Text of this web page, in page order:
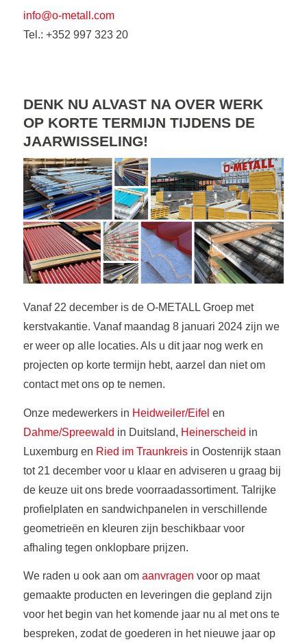
info@o-metall.com
Tel.: +352 997 323 20
DENK NU ALVAST NA OVER WERK
OP KORTE TERMIJN TIJDENS DE
JAARWISSELING!
Vanaf 22 december is de O-METALL Groep met
kerstvakantie. Vanaf maandag 8 januari 2024 zijn we
er weer op alle locaties. Als u dit jaar nog werk en
projecten op korte termijn hebt, aarzel dan niet om
contact met ons op te nemen.
Onze medewerkers in Heidweiler/Eifel en
Dahme/Spreewald in Duitsland, Heinerscheid in
Luxemburg en Ried im Traunkreisin Oostenrijk staan
tot 21 december voor u klaar en adviseren u graag bij
de keuze uit ons brede voorraadassortiment. Talrijke
profielplaten en sandwichpanelen in verschillende
geometrieën en kleuren zijn beschikbaar voor
afhaling tegen onklopbare prijzen.
We raden u ook aan om aanvragen voor op maat
gemaakte producten en leveringen die gepland zijn
voor het begin van het komende jaar nu al met ons te
bespreken, zodat de goederen in het nieuwe jaar op